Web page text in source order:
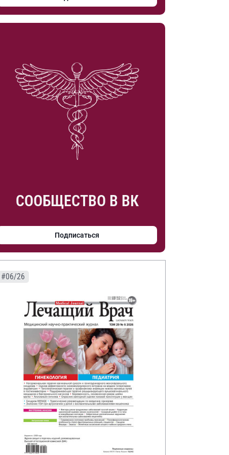
СООБЩЕСТВО В ВК
Подписаться
#06/26